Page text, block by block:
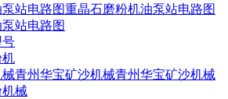
站电路图重晶石磨粉机油泵站电路图
站电路图
号
机
青州华宝矿沙机械青州华宝矿沙机械
机械